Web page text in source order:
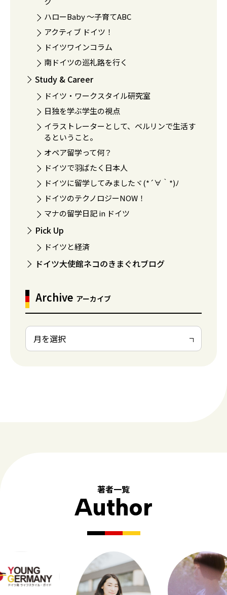
ハローBaby 〜子育てABC
アクティブ ドイツ！
ドイツワインコラム
南ドイツの巡礼路を行く
Study & Career
ドイツ・ワークスタイル研究室
日独を学ぶ学生の視点
イラストレーターとして、ベルリンで生活す
るということ。
オペア留学って何？
ドイツで羽ばたく日本人
ドイツに留学してみましたヾ(*´∀｀*)ﾉ
ドイツのテクノロジーNOW！
マナの留学日記 in ドイツ
Pick Up
ドイツと経済
ドイツ大使館ネコのきまぐれブログ
Archive アーカイブ
著者一覧
Author